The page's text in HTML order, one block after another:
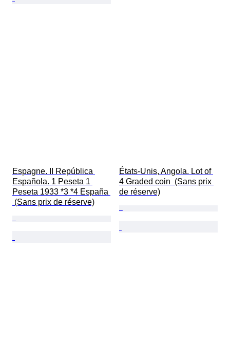
Espagne. II República
Española. 1 Peseta 1
Peseta 1933 *3 *4 España
(Sans prix de réserve)
États-Unis, Angola. Lot of
4 Graded coin  (Sans prix
de réserve)